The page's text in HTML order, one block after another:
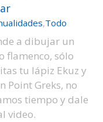
,Todo
a dibujar un
flamenco, sólo
tu lápiz Ekuz y
Point Greks, no
tiempo y dale
video.